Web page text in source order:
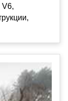
V6,